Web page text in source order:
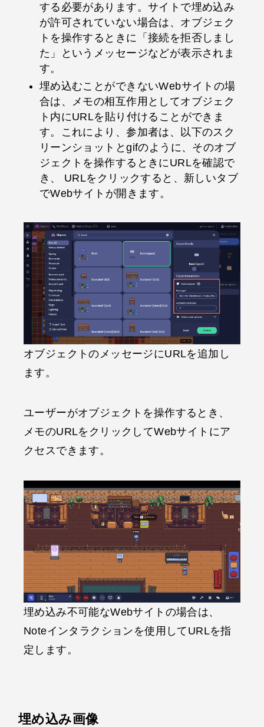
する必要があります。サイトで埋め込み
が許可されていない場合は、オブジェク
トを操作するときに「接続を拒否しまし
た」というメッセージなどが表示されま
す。
埋め込むことができないWebサイトの場
合は、メモの相互作用としてオブジェク
ト内にURLを貼り付けることができま
す。これにより、参加者は、以下のスク
リーンショットとgifのように、そのオブ
ジェクトを操作するときにURLを確認で
き、 URLをクリックすると、新しいタブ
でWebサイトが開きます。
オブジェクトのメッセージにURLを追加し
ます。
ユーザーがオブジェクトを操作するとき、
メモのURLをクリックしてWebサイトにア
クセスできます。
埋め込み不可能なWebサイトの場合は、
Noteインタラクションを使用してURLを指
定します。
埋め込み画像